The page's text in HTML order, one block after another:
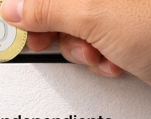
un normalista que
26 de septiembre
sobre la postura de